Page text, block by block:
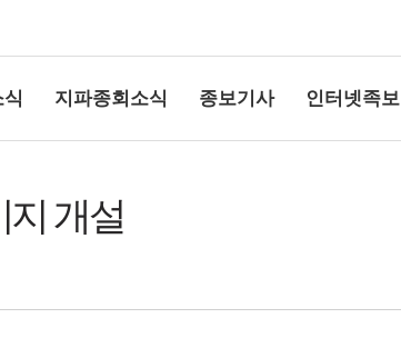
지파종회소식 종보기사 인터넷족보
개설